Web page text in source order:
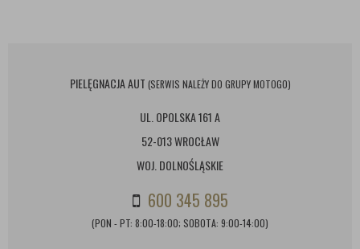
PIELĘGNACJA AUT (SERWIS NALEŻY DO GRUPY MOTOGO)
UL. OPOLSKA 161 A
52-013 WROCŁAW
WOJ. DOLNOŚLĄSKIE
600 345 895
(PON - PT: 8:00-18:00; SOBOTA: 9:00-14:00)